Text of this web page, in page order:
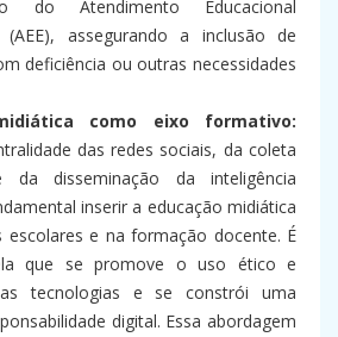
do Atendimento Educacional
(AEE), assegurando a inclusão de
deficiência ou outras necessidades
como eixo formativo:
das redes sociais, da coleta
disseminação da inteligência
inserir a educação midiática
escolares e na formação docente. É
que se promove o uso ético e
tecnologias e se constrói uma
digital. Essa abordagem